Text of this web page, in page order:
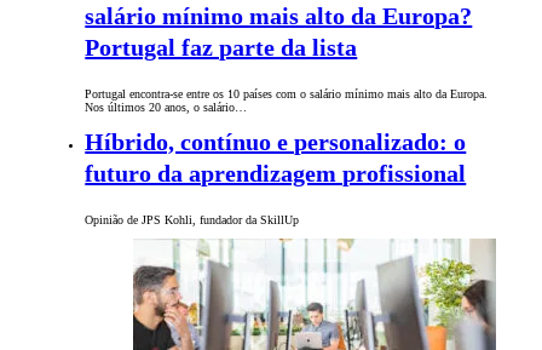
salário mínimo mais alto da Europa?
Portugal faz parte da lista
Portugal encontra-se entre os 10 países com o salário mínimo mais alto da Europa.
Nos últimos 20 anos, o salário…
Híbrido, contínuo e personalizado: o
futuro da aprendizagem profissional
Opinião de JPS Kohli, fundador da SkillUp